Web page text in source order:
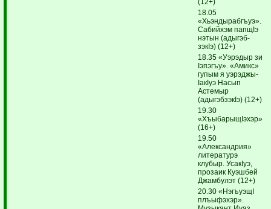
18.05
«Хьэндырабгъуэ».
Сабийхэм папщIэ
нэтын (адыгэб­
зэкIэ) (12+)
18.35 «Уэрэдыр зи
Iэпэгъу». «Амикс»
гупым я уэрэ­джы­
IакIуэ Насып
Астемыр
(адыгэбзэкIэ) (12+)
19.30
«ХъыбарыщIэхэр»
(16+)
19.50
«Александрия»
литературэ
клубыр. УсакIуэ,
прозаик Куэшбей
Джамбулэт (12+)
20.30 «НэгъуэщI
плъыфэхэр».